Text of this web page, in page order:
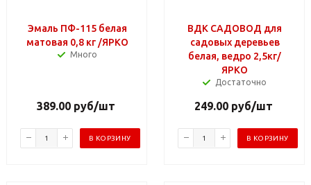
Эмаль ПФ-115 белая
матовая 0,8 кг /ЯРКО
Много
389.00руб/шт
В КОРЗИНУ
ВДК САДОВОД для
садовых деревьев
белая, ведро 2,5кг/
ЯРКО
Достаточно
249.00руб/шт
В КОРЗИНУ